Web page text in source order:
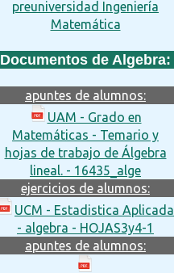
preuniversidad Ingeniería
Matemática
Documentos de Algebra:
apuntes de alumnos:
UAM - Grado en
Matemáticas - Temario y
hojas de trabajo de Álgebra
lineal. - 16435_alge
ejercicios de alumnos:
UCM - Estadistica Aplicada
- algebra - HOJAS3y4-1
apuntes de alumnos: